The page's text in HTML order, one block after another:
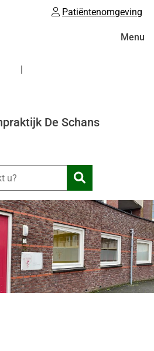
Patiëntenomgeving
De Schans
Zoeken
Menu